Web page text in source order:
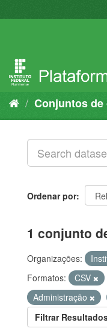
para
Conjuntos de
Ordenar por
1 conjunto
Organizações:
Formatos:
CSV
Administração
Filtrar